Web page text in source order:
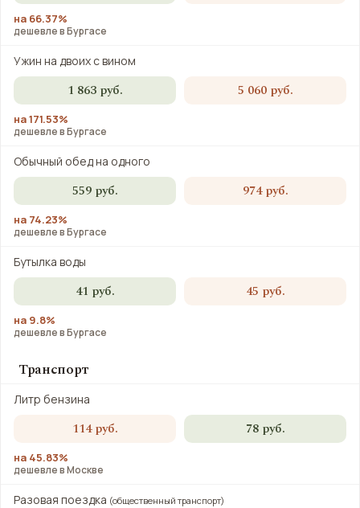
на 66.37%
дешевле в Бургасе
Ужин на двоих с вином
1 863 руб. 5 060 руб.
на 171.53%
дешевле в Бургасе
Обычный обед на одного
559 руб. 974 руб.
на 74.23%
дешевле в Бургасе
Бутылка воды
41 руб. 45 руб.
на 9.8%
дешевле в Бургасе
Транспорт
Литр бензина
114 руб. 78 руб.
на 45.83%
дешевле в Москве
Разовая поездка (общественный транспорт)